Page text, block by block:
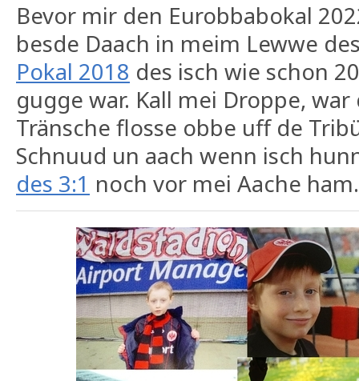
Bevor mir den Eurobbabokal
besde Daach in meim Lewwe
Pokal 2018 des isch wie schon
gugge war. Kall mei Droppe, war
Tränsche flosse obbe uff de
Schnuud un aach wenn isch
des 3:1 noch vor mei Aache ham.